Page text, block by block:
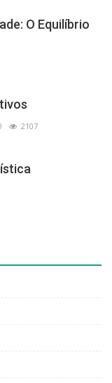
O Equilíbrio
2107